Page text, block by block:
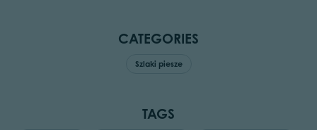
CATEGORIES
Szlaki piesze
TAGS